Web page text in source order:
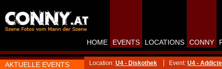
AKTUELLE EVENTS
HOME EVENTS LOCATIONS CONNY
Location: U4 - Diskothek Event: U4 -